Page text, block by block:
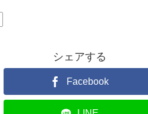
シェアする
Facebook